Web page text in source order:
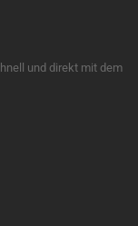
und direkt mit dem